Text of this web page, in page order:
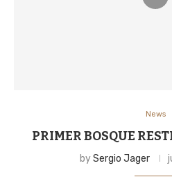
News
PRIMER BOSQUE
bySergio Jager